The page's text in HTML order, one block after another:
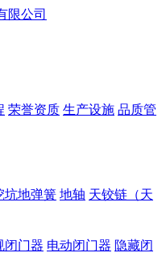
荣誉资质 生产设施 品质管
坑地弹簧 地轴 天铰链（天
闭门器 电动闭门器 隐藏闭